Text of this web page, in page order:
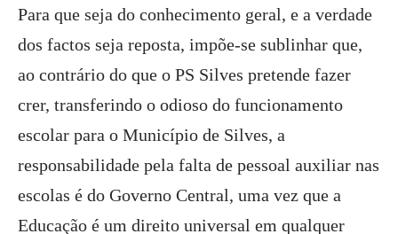
Para que seja do conhecimento geral, e a verdade
dos factos seja reposta, impõe-se sublinhar que,
ao contrário do que o PS Silves pretende fazer
crer, transferindo o odioso do funcionamento
escolar para o Município de Silves, a
responsabilidade pela falta de pessoal auxiliar nas
escolas é do Governo Central, uma vez que a
Educação é um direito universal em qualquer